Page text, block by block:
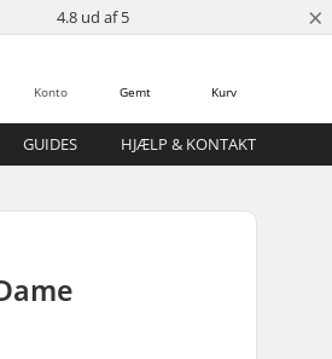
4.8 ud af 5 ×
Kurv
Gemt
Konto
GUIDES HJÆLP & KONTAKT